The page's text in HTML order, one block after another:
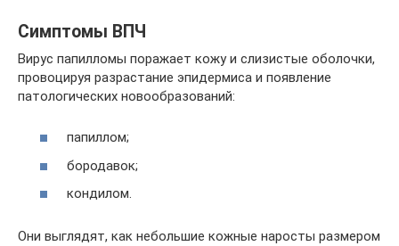
Симптомы ВПЧ
Вирус папилломы поражает кожу и слизистые оболочки,
провоцируя разрастание эпидермиса и появление
патологических новообразований:
папиллом;
бородавок;
кондилом.
Они выглядят, как небольшие кожные наросты размером